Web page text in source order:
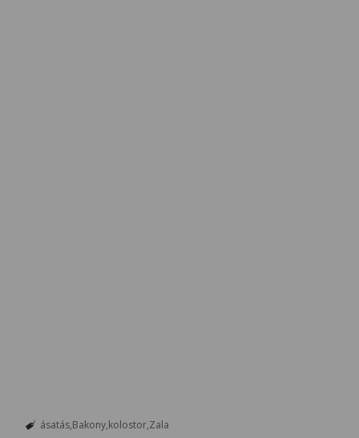
ásatás Bakony kolostor Zala